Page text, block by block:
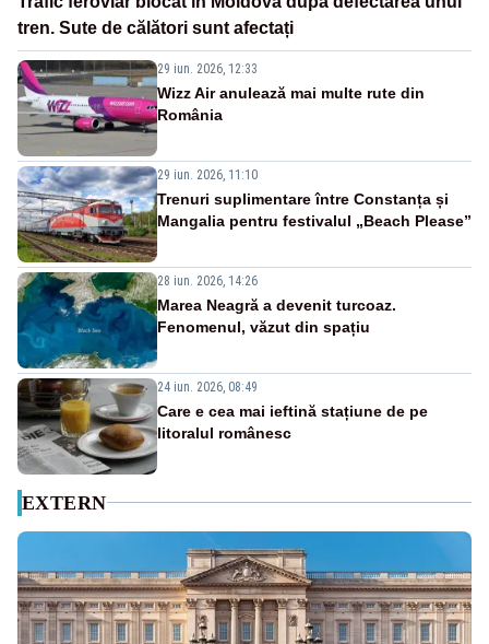
tren. Sute de călători sunt afectați
29 iun. 2026, 12:33
Wizz Air anulează mai multe rute din
România
29 iun. 2026, 11:10
Trenuri suplimentare între Constanța și
Mangalia pentru festivalul „Beach Please”
28 iun. 2026, 14:26
Marea Neagră a devenit turcoaz.
Fenomenul, văzut din spațiu
24 iun. 2026, 08:49
Care e cea mai ieftină stațiune de pe
litoralul românesc
EXTERN